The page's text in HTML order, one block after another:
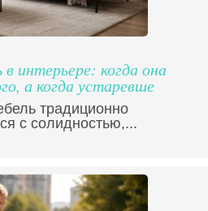
интерьере: когда она
а когда устаревше
традиционно
с солидностью,...